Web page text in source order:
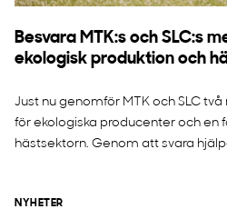
Besvara MTK:s och SLC:s
ekologisk produktion och
Just nu genomför MTK och SLC
för ekologiska producenter och en
hästsektorn. Genom att svara
NYHETER